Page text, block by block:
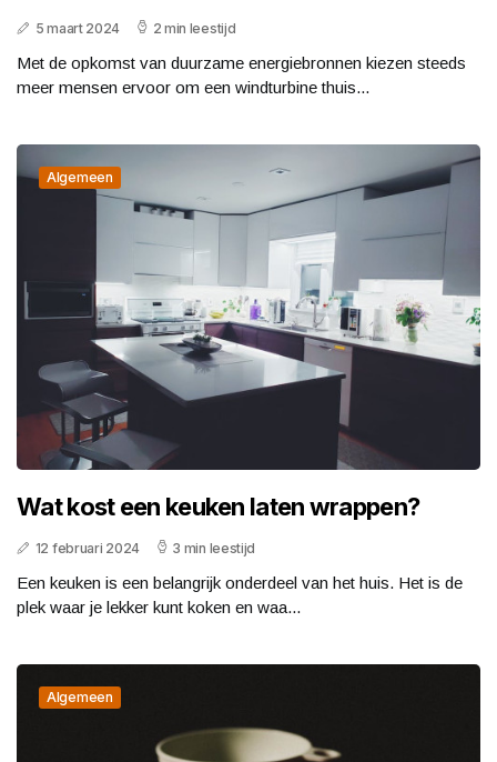
5 maart 2024 2 min leestijd
Met de opkomst van duurzame energiebronnen kiezen steeds
meer mensen ervoor om een windturbine thuis...
Algemeen
Wat kost een keuken laten wrappen?
12 februari 2024 3 min leestijd
Een keuken is een belangrijk onderdeel van het huis. Het is de
plek waar je lekker kunt koken en waa...
Algemeen